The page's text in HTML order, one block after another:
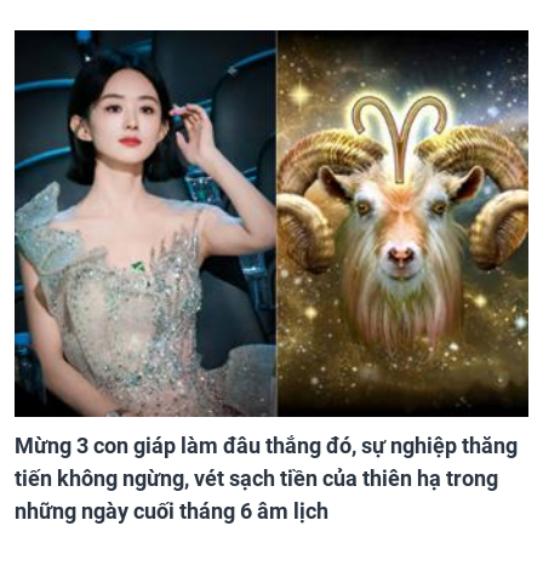
Mừng 3 con giáp làm đâu thắng đó, sự nghiệp thăng
tiến không ngừng, vét sạch tiền của thiên hạ trong
những ngày cuối tháng 6 âm lịch